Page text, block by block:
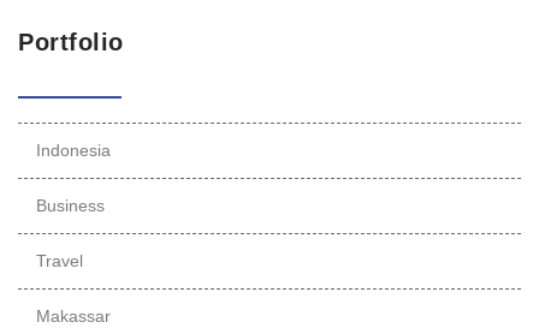
Portfolio
Indonesia
Business
Travel
Makassar